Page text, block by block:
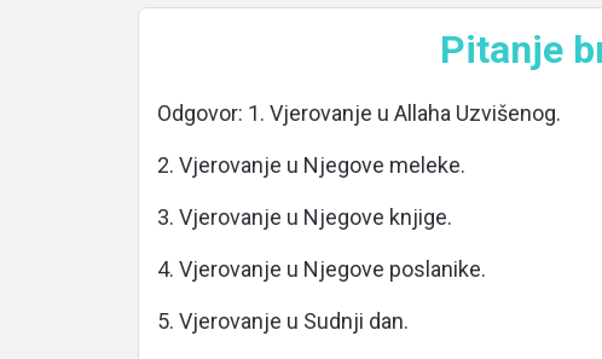
Languages
Pitanje
Odgovor: 1. Vjerovanje u Allaha Uzvišenog.
2. Vjerovanje u Njegove meleke.
3. Vjerovanje u Njegove knjige.
4. Vjerovanje u Njegove poslanike.
5. Vjerovanje u Sudnji dan.